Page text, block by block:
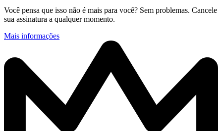
Você pensa que isso não é mais para você? Sem problemas. Cancele
sua assinatura a qualquer momento.
Mais informações